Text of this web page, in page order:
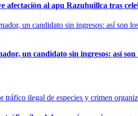
afectación al apu Razuhuillca tras
un candidato sin ingresos: así